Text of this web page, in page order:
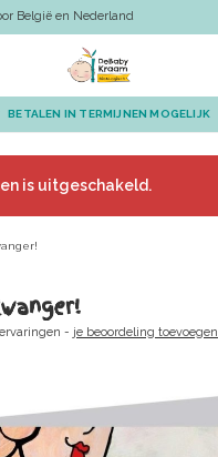
België en Nederland
BETALEN IN TERMIJNEN MOGELIJK
is uitgeschakeld.
- je beoordeling toevoegen